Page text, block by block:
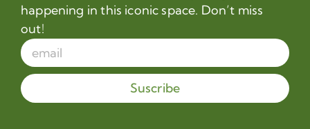
happening in this iconic space. Don’t miss
out!
Suscribe